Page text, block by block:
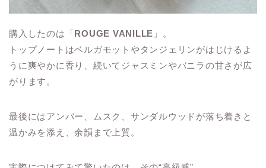
購入したのは「ROUGE VANILLE 」。
トップノートはベルガモットやタンジェリンがはじけるよ
うに爽やかに香り、続いてジャスミンやバニラの甘さが広
がります。
最後にはアンバー、ムスク、サンダルウッドが落ち着きと
温かみを添え、余韻まで上質。